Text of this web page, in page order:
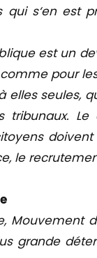
s‘en est
est un
pour
elles seules,
Le
le
Mouvement
grande